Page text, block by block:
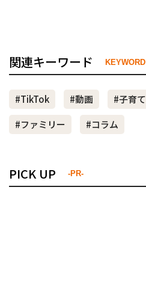
関連キーワード KEYWORD
#TikTok #動画 #子育て
#ファミリー
#コラム
PICK UP -PR-